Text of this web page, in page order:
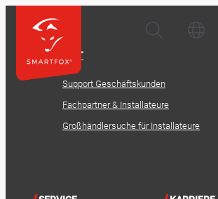
KONTAKT
Support Geschäftskunden
Fachpartner & Installateure
Großhändlersuche für Installateure